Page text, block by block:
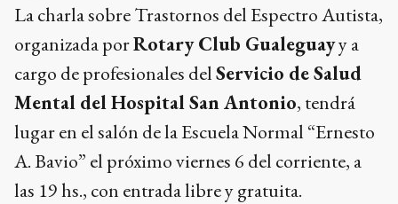
La charla sobre Trastornos del Espectro Autista,
organizada porRotary Club Gualeguayy a
cargo de profesionales delServicio de Salud
Mental del Hospital San Antonio, tendrá
lugar en el salón de la Escuela Normal “Ernesto
A. Bavio” el próximo viernes 6 del corriente, a
las 19 hs., con entrada libre y gratuita.